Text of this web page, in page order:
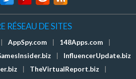
RÉSEAU DE SITES
AppSpy.com 148Apps.com
InfluencerUpdate.biz
TheVirtualReport.biz